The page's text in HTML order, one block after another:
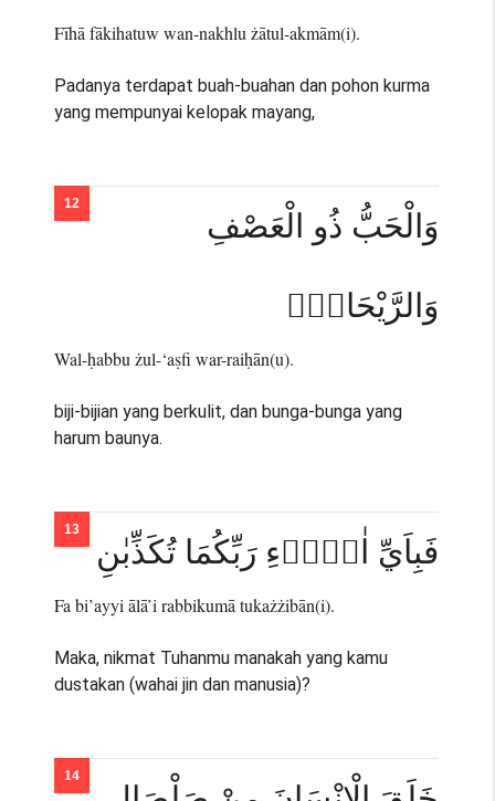
Fīhā fākihatuw wan-nakhlu żātul-akmām(i).
Padanya terdapat buah-buahan dan pohon kurma
yang mempunyai kelopak mayang,
وَالْحَبُّ ذُو الْعَصْفِ
وَالرَّيْحَانُۚ
Wal-ḥabbu żul-‘aṣfi war-raiḥān(u).
biji-bijian yang berkulit, dan bunga-bunga yang
harum baunya.
فَبِاَيِّ اٰلَاۤءِ رَبِّكُمَا تُكَذِّبٰنِ
Fa bi’ayyi ālā’i rabbikumā tukażżibān(i).
Maka, nikmat Tuhanmu manakah yang kamu
dustakan (wahai jin dan manusia)?